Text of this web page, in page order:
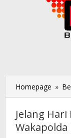
Homepage »
Jelang